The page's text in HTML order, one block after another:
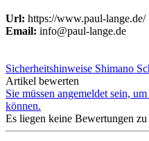
Url: https://www.paul-lange.de/
Email: info@paul-lange.de
Sicherheitshinweise Shimano
Artikel bewerten
Sie müssen angemeldet sein,
können.
Es liegen keine Bewertungen